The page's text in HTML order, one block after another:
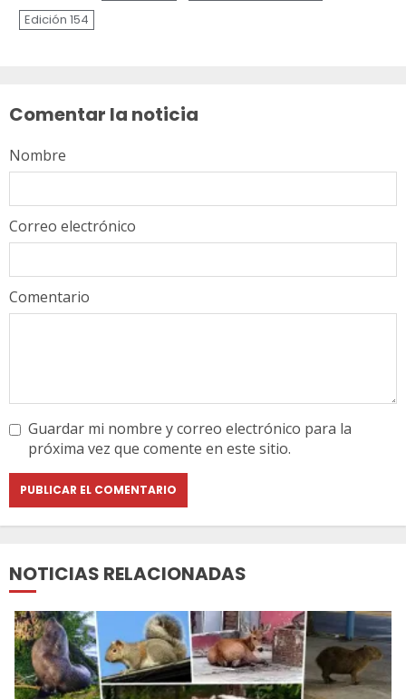
Edición 154
Comentar la noticia
Comentario
Nombre
Correo electrónico
Guardar mi nombre y correo electrónico para la
próxima vez que comente en este sitio.
NOTICIAS RELACIONADAS